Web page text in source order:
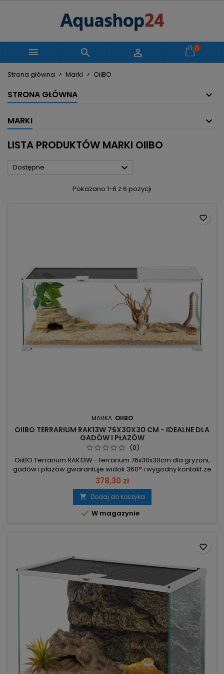
   0
Strona główna Marki OiiBO
STRONA GŁÓWNA
MARKI
LISTA PRODUKTÓW MARKI OIIBO
Dostępne 
Pokazano 1-6 z 6 pozycji
MARKA: OIIBO
OIIBO TERRARIUM RAK13W 76X30X30 CM - IDEALNE DLA
GADÓW I PŁAZÓW
(0)
OiiBO Terrarium RAK13W - terrarium 76x30x30cm dla gryzoni,
gadów i płazów gwarantuje widok 360° i wygodny kontakt ze
zwierzęciem. Wymiary 76,2 x 30,5 x 30,5 cm – odpowiednie
siedlisko dla małych gatunków (gekony, żółwie do 20 cm,
chomiki, świnki morskie). Przezroczysta taca PCV –
zapobiega wyciekowi, łatwa do wyciągnięcia i szybkiego
czyszczenia. Górna...
378,30 zł
 Dodaj do koszyka
 W magazynie
favorite_border
favorite_border
Moje listy życzeń
add_circle_outline Utwórz nową listę
((modalTitle))
((confirmMessage))
((cancelText))
Utwórz listę życzeń
Nazwa listy życzeń
Zaloguj się
Musisz być zalogowany by zapisać produkty na
swojej liście życzeń.